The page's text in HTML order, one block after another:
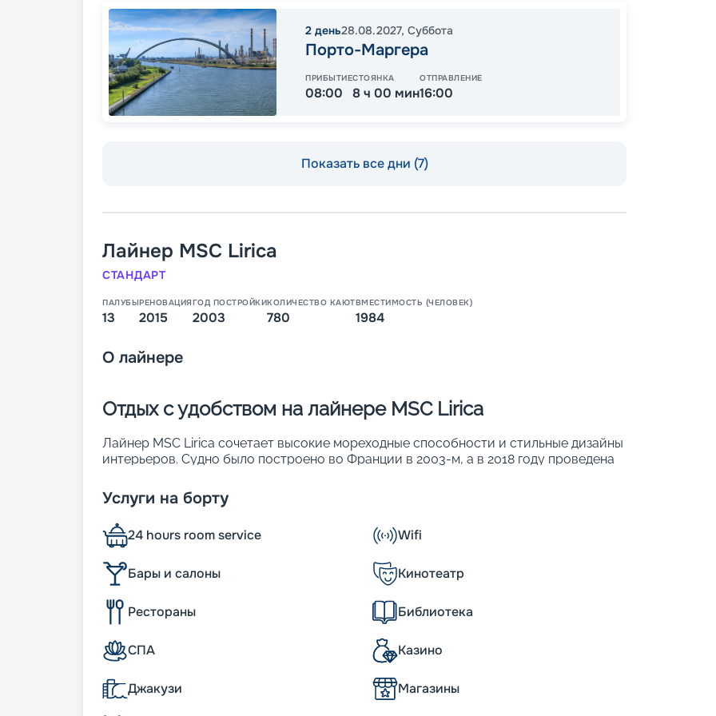
2 день28.08.2027, Суббота
Порто-Маргера
ПРИБЫТИЕ
08:00
СТОЯНКА
8 ч 00 мин
ОТПРАВЛЕНИЕ
16:00
Показать все дни (7)
Лайнер MSC Lirica
СТАНДАРТ
ПАЛУБЫ
13
РЕНОВАЦИЯ
2015
ГОД ПОСТРОЙКИ
2003
КОЛИЧЕСТВО КАЮТ
780
ВМЕСТИМОСТЬ (ЧЕЛОВЕК)
1984
О лайнере
Отдых с удобством на лайнере MSC Lirica
Лайнер MSC Lirica сочетает высокие мореходные способности и стильные дизайны
интерьеров. Судно было построено во Франции в 2003-м, а в 2018 году проведена
обставленных каютах можно заселить до 1 984 человек. Основные характеристики
лайнера:
• ширина – 29 м;
• длина – 275 м;
• водоизмещение – около 65,6 тыс. т;
• осадка – 6,6 м;
• скорость – 21,7 узла.
К услугам пассажиров
оттенков, элегантная отделка из натурального дерева и мрамора, уютные дорогие
ковры. Атмосфера тура – гостеприимная и доброжелательная, в лучших традициях
Услуги на борту
24 hours room service Wifi
Бары и салоны Кинотеатр
Рестораны Библиотека
СПА Казино
Джакузи Магазины